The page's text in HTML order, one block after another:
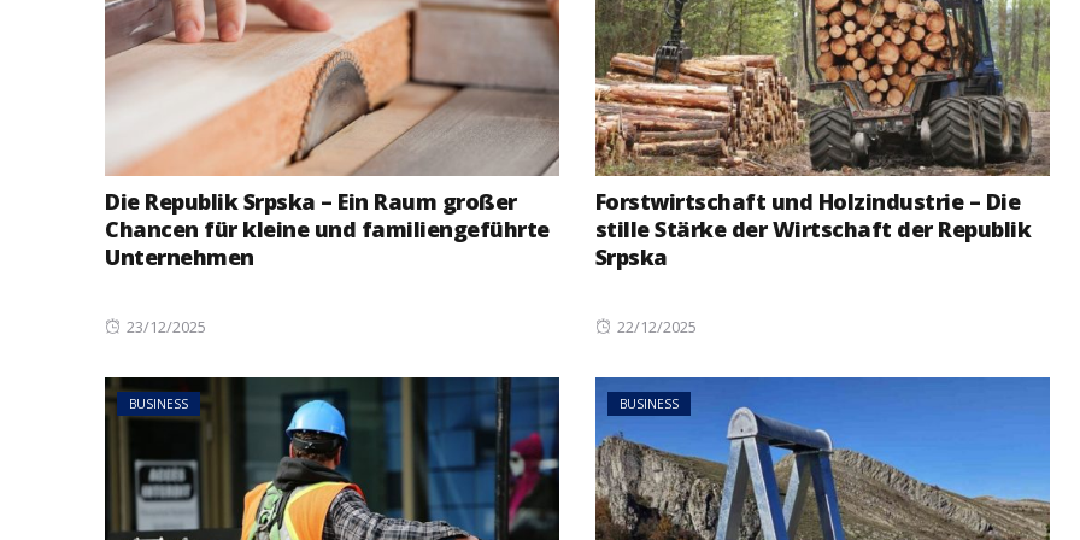
Die Republik Srpska – Ein Raum großer
Chancen für kleine und familiengeführte
Unternehmen
Posted
23/12/2025
Forstwirtschaft und Holzindustrie – Die
stille Stärke der Wirtschaft der Republik
Srpska
Posted
22/12/2025
BUSINESS BUSINESS